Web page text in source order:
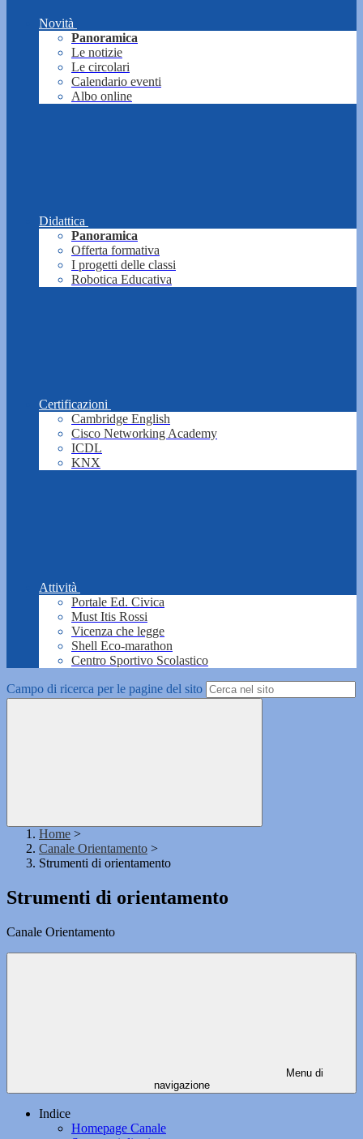
Novità
Panoramica
Le notizie
Le circolari
Calendario eventi
Albo online
Didattica
Panoramica
Offerta formativa
I progetti delle classi
Robotica Educativa
Certificazioni
Cambridge English
Cisco Networking Academy
ICDL
KNX
Attività
Portale Ed. Civica
Must Itis Rossi
Vicenza che legge
Shell Eco-marathon
Centro Sportivo Scolastico
Campo di ricerca per le pagine del sito
Home >
Canale Orientamento >
Strumenti di orientamento
Strumenti di orientamento
Canale Orientamento
Menu di
navigazione
Indice
Homepage Canale